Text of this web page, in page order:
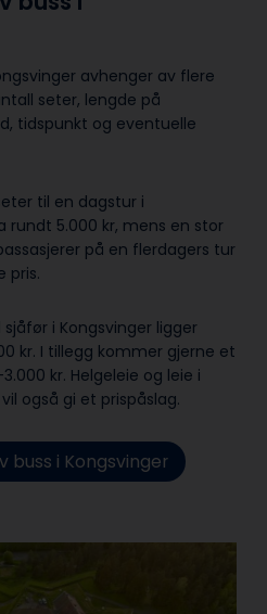
avhenger av flere
seter, lengde på
tidspunkt og eventuelle
til en dagstur i
rundt 5.000 kr, mens en stor
på en flerdagers tur
pris.
i Kongsvinger ligger
kr. I tillegg kommer gjerne et
kr. Helgeleie og leie i
også gi et prispåslag.
buss i Kongsvinger